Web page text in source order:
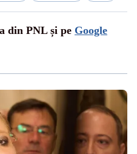
din PNL și pe Google